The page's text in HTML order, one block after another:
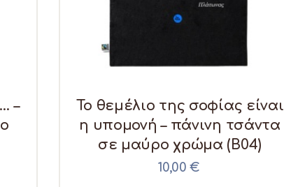
–
Το θεμέλιο της σοφίας είναι
η υπομονή – πάνινη τσάντα
σε μαύρο χρώμα (B04)
10,00€